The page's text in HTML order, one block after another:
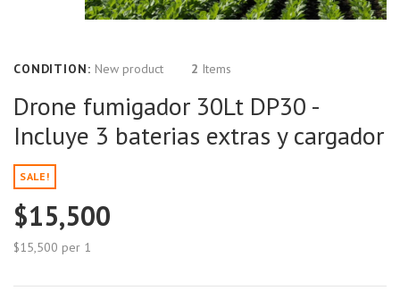
CONDITION: New product 2 Items
Drone fumigador 30Lt DP30 -
Incluye 3 baterias extras y cargador
SALE!
$15,500
$15,500 per 1